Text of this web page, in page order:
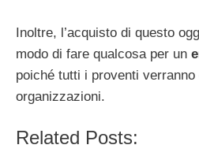
Inoltre, l’acquisto di questo
modo di fare qualcosa per un
poiché tutti i proventi
organizzazioni.
Related Posts: